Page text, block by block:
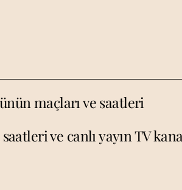
maçları ve saatleri
ve canlı yayın TV